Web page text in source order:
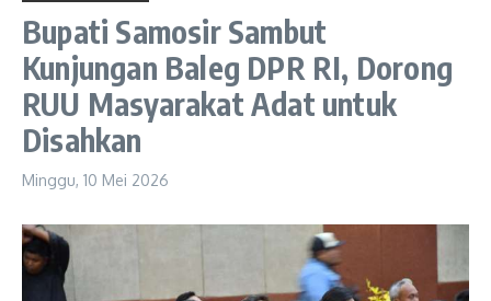
Bupati Samosir Sambut
Kunjungan Baleg DPR RI, Dorong
RUU Masyarakat Adat untuk
Disahkan
Minggu, 10 Mei 2026